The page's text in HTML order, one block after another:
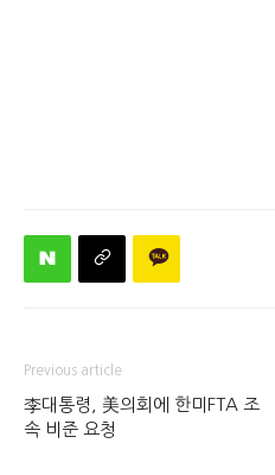
Previous article
李대통령, 美의회에 한미FTA 조
속 비준 요청